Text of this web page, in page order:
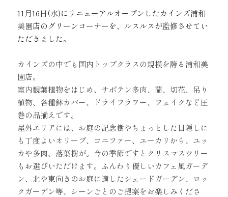
11月16日(水)にリニューアルオープンしたカインズ浦和
美園店のグリーンコーナーを、ルスルスが監修させてい
ただきました。
カインズの中でも国内トップクラスの規模を誇る浦和美
園店。
室内観葉植物をはじめ、サボテン多肉、蘭、切花、吊り
植物、各種鉢カバー、ドライフラワー、フェイクなど圧
巻の品揃えです。
屋外エリアには、お庭の記念樹やちょっとした目隠しに
も丁度よいオリーブ、コニファー、ユーカリから、ユッ
カや多肉、落葉樹が。 今の季節ですとクリスマスツリー
もお選びいただけます。 ふんわり優しいカフェ風ガーデ
ン、 北や東向きのお庭に適したシェードガーデン、 ロッ
クガーデン等、シーンごとのご提案をお楽しみくださ